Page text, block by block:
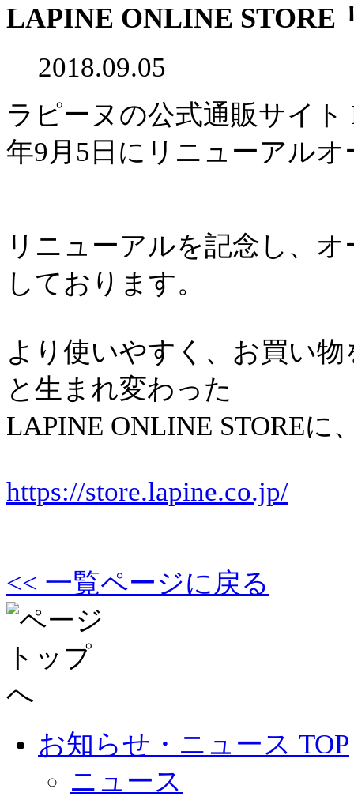
LAPINE ONLINE STORE
2018.09.05
ラピーヌの公式通販サイト
年9月5日にリニューアル
リニューアルを記念し、
しております。
より使いやすく、お買い
と生まれ変わった
LAPINE ONLINE STORE
https://store.lapine.co.jp/
<< 一覧ページに戻る
お知らせ・ニュース TOP
ニュース